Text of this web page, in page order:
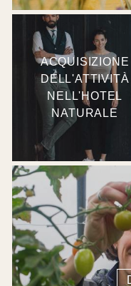
ACQUISIZIONE
DELL'ATTIVITÀ
NELL'HOTEL
NATURALE